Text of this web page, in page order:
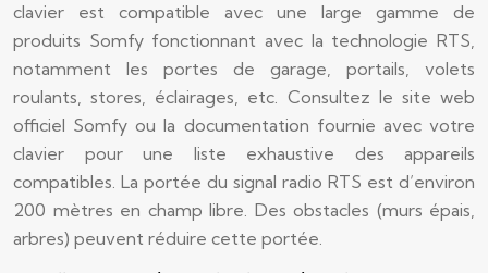
clavier est compatible avec une large gamme de
produits Somfy fonctionnant avec la technologie RTS,
notamment les portes de garage, portails, volets
roulants, stores, éclairages, etc. Consultez le site web
officiel Somfy ou la documentation fournie avec votre
clavier pour une liste exhaustive des appareils
compatibles. La portée du signal radio RTS est d’environ
200 mètres en champ libre. Des obstacles (murs épais,
arbres) peuvent réduire cette portée.